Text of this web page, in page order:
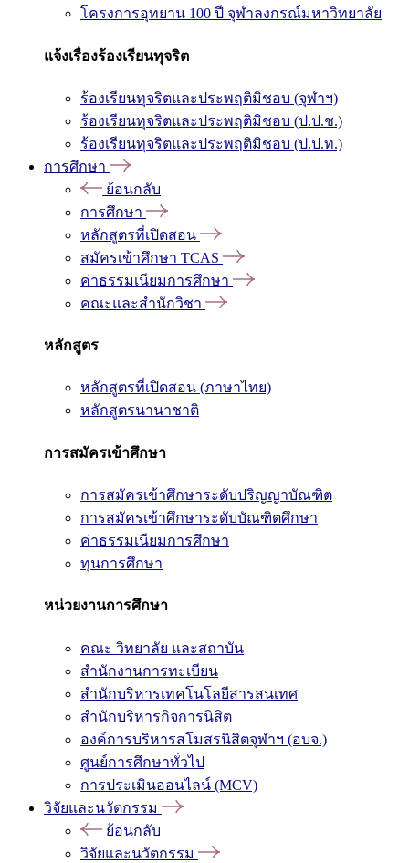
โครงการอุทยาน 100 ปี จุฬาลงกรณ์มหาวิทยาลัย
แจ้งเรื่องร้องเรียนทุจริต
ร้องเรียนทุจริตและประพฤติมิชอบ (จุฬาฯ)
ร้องเรียนทุจริตและประพฤติมิชอบ (ป.ป.ช.)
ร้องเรียนทุจริตและประพฤติมิชอบ (ป.ป.ท.)
การศึกษา
ย้อนกลับ
การศึกษา
หลักสูตรที่เปิดสอน
สมัครเข้าศึกษา TCAS
ค่าธรรมเนียมการศึกษา
คณะและสำนักวิชา
หลักสูตร
หลักสูตรที่เปิดสอน (ภาษาไทย)
หลักสูตรนานาชาติ
การสมัครเข้าศึกษา
การสมัครเข้าศึกษาระดับปริญญาบัณฑิต
การสมัครเข้าศึกษาระดับบัณฑิตศึกษา
ค่าธรรมเนียมการศึกษา
ทุนการศึกษา
หน่วยงานการศึกษา
คณะ วิทยาลัย และสถาบัน
สำนักงานการทะเบียน
สำนักบริหารเทคโนโลยีสารสนเทศ
สำนักบริหารกิจการนิสิต
องค์การบริหารสโมสรนิสิตจุฬาฯ (อบจ.)
ศูนย์การศึกษาทั่วไป
การประเมินออนไลน์ (MCV)
วิจัยและนวัตกรรม
ย้อนกลับ
วิจัยและนวัตกรรม